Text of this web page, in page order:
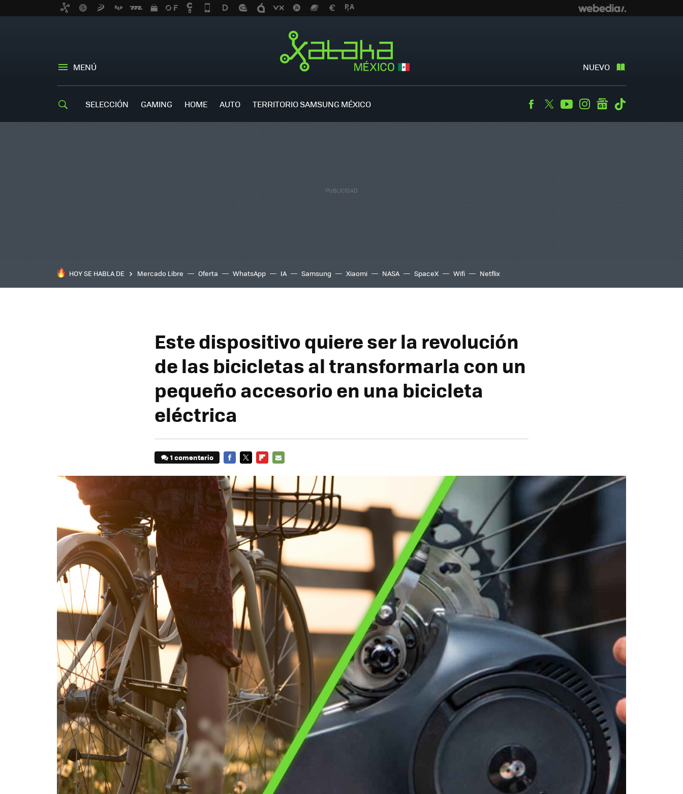
MENÚ NUEVO
SELECCIÓN GAMING HOME AUTO TERRITORIO SAMSUNG MÉXICO Facebook
TwitterYoutubeInstagramgooglenews
HOY SE HABLA DE Mercado Libre Oferta WhatsApp IA Samsung Xiaomi NASA SpaceX Wifi Netflix
Este dispositivo quiere ser la revolución
de las bicicletas al transformarla con un
pequeño accesorio en una bicicleta
eléctrica
1 comentario
MAIL